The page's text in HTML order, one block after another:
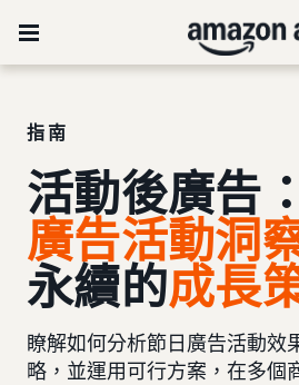
指南
活動後廣告：
廣告活動洞
永續的成長
瞭解如何分析節日廣告活動效
略，並運用可行方案，在多個